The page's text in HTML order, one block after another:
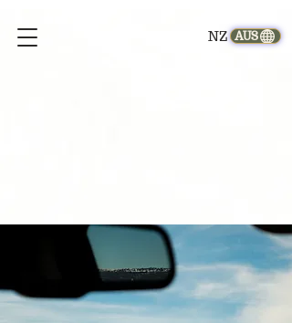
NZ AUS